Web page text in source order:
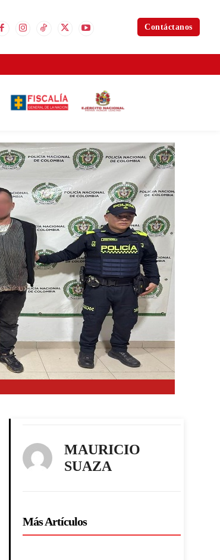
Contáctanos
MAURICIO
SUAZA
Más Artículos